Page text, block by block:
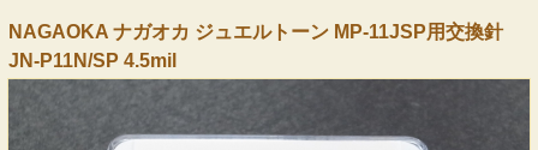
NAGAOKA ナガオカ ジュエルトーン MP-11JSP用交換針
JN-P11N/SP 4.5mil